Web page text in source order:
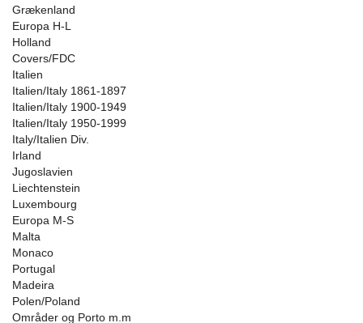
Grækenland
Europa H-L
Holland
Covers/FDC
Italien
Italien/Italy 1861-1897
Italien/Italy 1900-1949
Italien/Italy 1950-1999
Italy/Italien Div.
Irland
Jugoslavien
Liechtenstein
Luxembourg
Europa M-S
Malta
Monaco
Portugal
Madeira
Polen/Poland
Områder og Porto m.m